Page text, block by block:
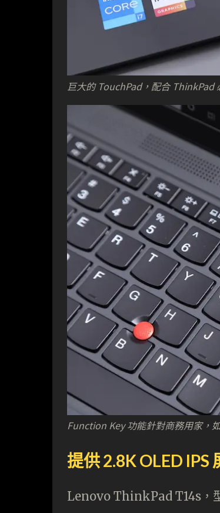
巨大的 TouchPad，配合 ThinkPad
Function Key 功能針對商務用家，
提供 2.8K OLED IPS
Lenovo ThinkPad T14s，